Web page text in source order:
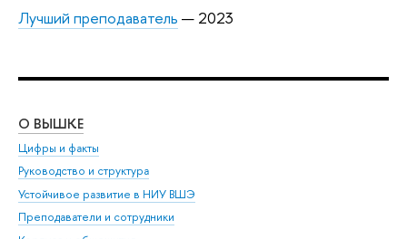
Лучший преподаватель — 2023
О ВЫШКЕ
Цифры и факты
Руководство и структура
Устойчивое развитие в НИУ ВШЭ
Преподаватели и сотрудники